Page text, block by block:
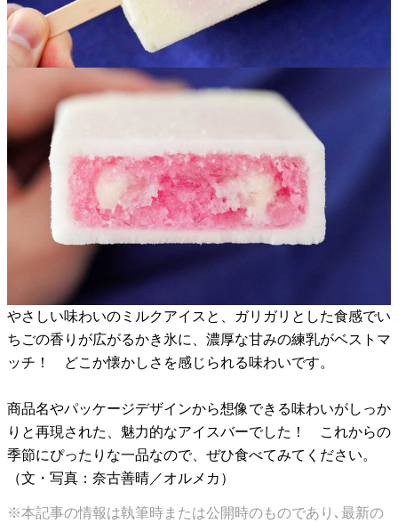
やさしい味わいのミルクアイスと、ガリガリとした食感でい
ちごの香りが広がるかき氷に、濃厚な甘みの練乳がベストマ
ッチ！ どこか懐かしさを感じられる味わいです。
商品名やパッケージデザインから想像できる味わいがしっか
りと再現された、魅力的なアイスバーでした！ これからの
季節にぴったりな一品なので、ぜひ食べてみてください。
（文・写真：奈古善晴／オルメカ）
※本記事の情報は執筆時または公開時のものであり､最新の